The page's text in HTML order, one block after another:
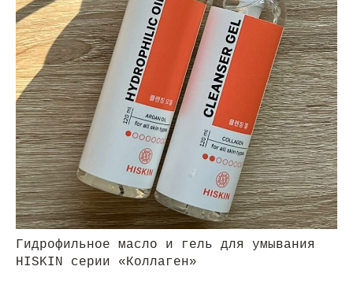
Гидрофильное масло и гель для умывания
HISKIN серии «Коллаген»